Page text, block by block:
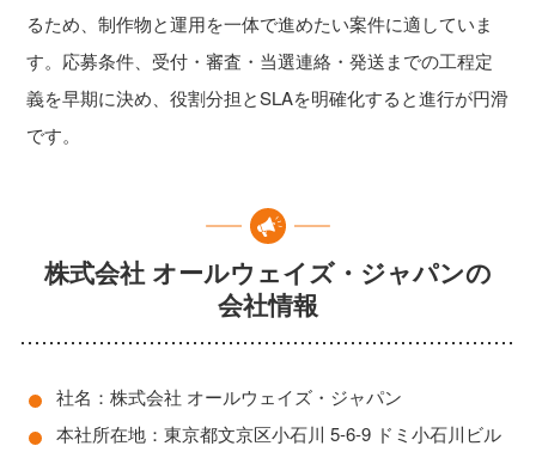
るため、制作物と運用を一体で進めたい案件に適していま
す。応募条件、受付・審査・当選連絡・発送までの工程定
義を早期に決め、役割分担とSLAを明確化すると進行が円滑
です。
株式会社 オールウェイズ・ジャパンの
会社情報
社名：株式会社 オールウェイズ・ジャパン
本社所在地：東京都文京区小石川 5-6-9 ドミ小石川ビル